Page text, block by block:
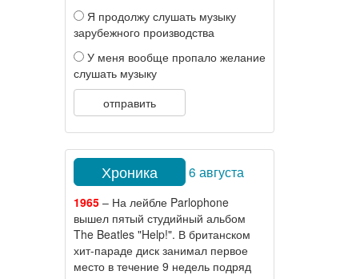
Я продолжу слушать музыку
зарубежного производства
У меня вообще пропало желание
слушать музыку
отправить
Хроника 6 августа
1965– На лейбле Parlophone
вышел пятый студийный альбом
The Beatles "Help!". В британском
хит-параде диск занимал первое
место в течение 9 недель подряд